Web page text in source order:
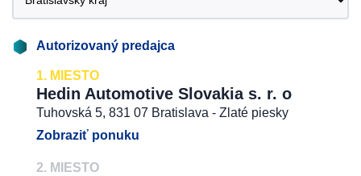
Autorizovaný predajca
1. MIESTO
Hedin Automotive Slovakia s. r. o
Tuhovská 5, 831 07 Bratislava - Zlaté piesky
Zobraziť ponuku
2. MIESTO